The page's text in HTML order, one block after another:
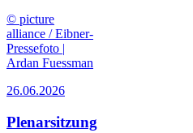
© picture
alliance / Eibner-
Pressefoto |
Ardan Fuessman
26.06.2026
Plenarsitzung